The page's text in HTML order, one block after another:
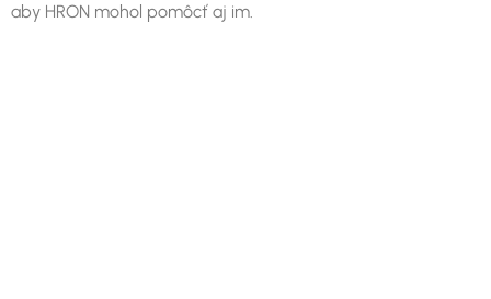
aby HRON mohol pomôcť aj im.